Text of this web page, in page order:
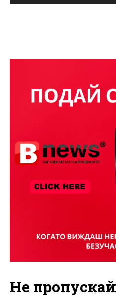
Не пропускай